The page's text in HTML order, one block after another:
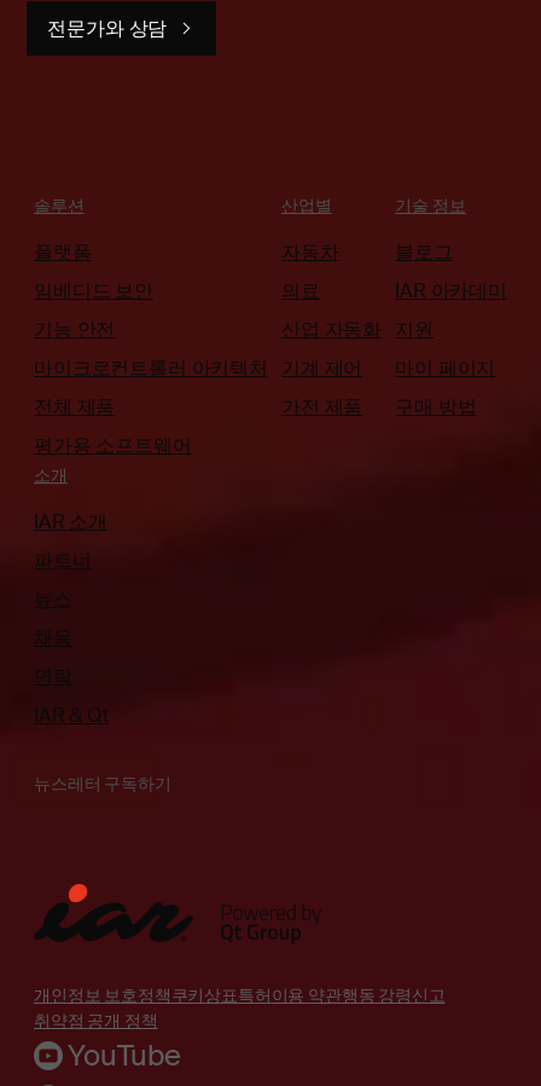
전문가와 상담
솔루션
플랫폼
임베디드 보안
기능 안전
마이크로컨트롤러 아키텍처
전체 제품
평가용 소프트웨어
산업별
자동차
의료
산업 자동화
기계 제어
가전 제품
기술 정보
블로그
IAR 아카데미
지원
마이 페이지
구매 방법
소개
IAR 소개
파트너
뉴스
채용
연락
IAR & Qt
뉴스레터 구독하기
개인정보 보호정책쿠키상표특허이용 약관행동 강령신고
취약점 공개 정책
YouTube